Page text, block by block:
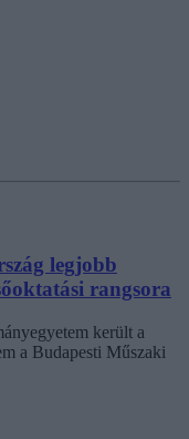
legjobb
rangsora
került a
a Budapesti Műszaki